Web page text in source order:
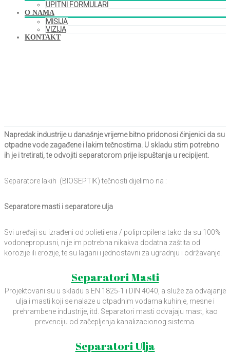
UPITNI FORMULARI
O NAMA
MISIJA
VIZIJA
KONTAKT
Napredak industrije u današnje vrijeme bitno pridonosi činjenici da su
otpadne vode zagađene i lakim tečnostima. U skladu stim potrebno
ih je i tretirati, te odvojiti separatorom prije ispuštanja u recipijent.
Separatore lakih (BIOSEPTIK) tečnosti dijelimo na :
Separatore masti i separatore ulja
Svi uređaji su izrađeni od polietilena / polipropilena tako da su 100%
vodonepropusni, nije im potrebna nikakva dodatna zaštita od
korozije ili erozije, te su lagani i jednostavni za ugradnju i održavanje.
Separatori Masti
Projektovani su u skladu s EN 1825-1 i DIN 4040, a služe za odvajanje
ulja i masti koji se nalaze u otpadnim vodama kuhinje, mesne i
prehrambene industrije, itd. Separatori masti odvajaju mast, kao
prevenciju od začepljenja kanalizacionog sistema.
Separatori Ulja